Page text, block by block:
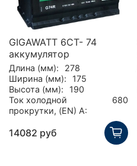
GIGAWATT 6CT- 74
аккумулятор
Длина (мм):
278
Ширина (мм):
175
Высота (мм):
190
Ток холодной
прокрутки, (EN) А:
680
14082 руб